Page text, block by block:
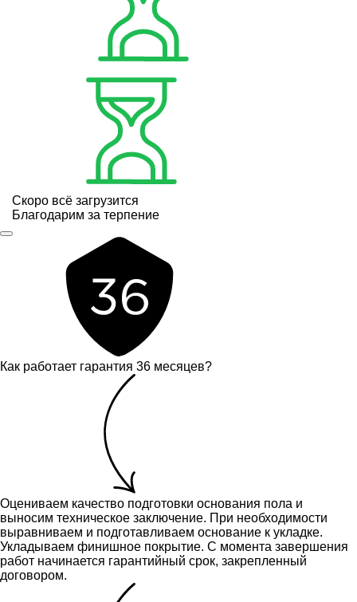
Скоро всё загрузится
Благодарим за терпение
Как работает гарантия 36 месяцев?
Оцениваем качество подготовки основания пола и
выносим техническое заключение. При необходимости
выравниваем и подготавливаем основание к укладке.
Укладываем финишное покрытие. С момента завершения
работ начинается гарантийный срок, закрепленный
договором.